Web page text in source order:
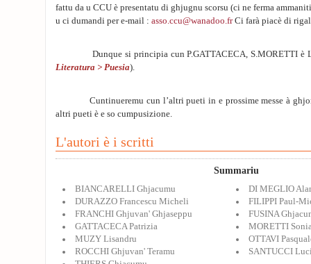
fattu da u CCU è presentatu di ghjugnu scorsu (ci ne ferma
u ci dumandi per e-mail : asso.ccu@wanadoo.frCi farà piacè di
Dunque si principia cun P.GATTACECA, S.MORETTI è
Literatura > Puesia).
Cuntinueremu cun l’altri pueti in e prossime messe à
altri pueti è e so cumpusizione.
L'autori è i scritti
Summariu
BIANCARELLI Ghjacumu
DI MEGLIO
DURAZZO Francescu Micheli
FILIPPI Paul-
FRANCHI Ghjuvan' Ghjaseppu
FUSINA
GATTACECA Patrizia
MORETTI
MUZY Lisandru
OTTAVI
ROCCHI Ghjuvan' Teramu
SANTUCCI